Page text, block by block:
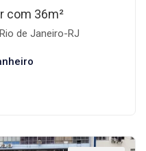
com 36m²
de Janeiro-RJ